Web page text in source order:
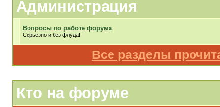
Администрация
Вопросы по работе форума
Серьезно и без флуда!
Все разделы
Кто на форуме